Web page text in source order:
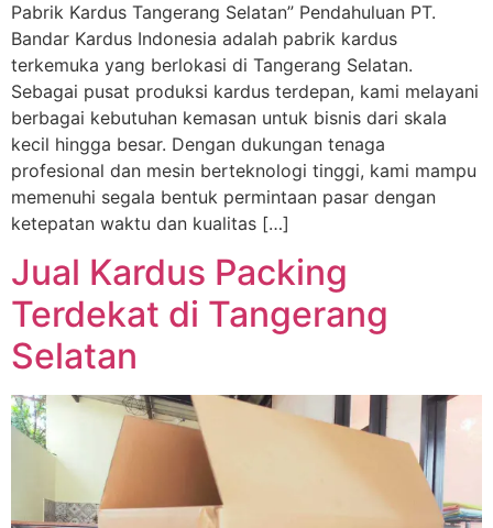
Pabrik Kardus Tangerang Selatan” Pendahuluan PT.
Bandar Kardus Indonesia adalah pabrik kardus
terkemuka yang berlokasi di Tangerang Selatan.
Sebagai pusat produksi kardus terdepan, kami melayani
berbagai kebutuhan kemasan untuk bisnis dari skala
kecil hingga besar. Dengan dukungan tenaga
profesional dan mesin berteknologi tinggi, kami mampu
memenuhi segala bentuk permintaan pasar dengan
ketepatan waktu dan kualitas […]
Jual Kardus Packing
Terdekat di Tangerang
Selatan